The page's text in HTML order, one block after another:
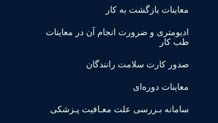
معاینات بازگشت به کار
ادیومتری و ضرورت انجام آن در معاینات
طب کار
صدور کارت سلامت رانندگان
معاینات دوره‌ای
سامانه بـررسی علت معـافیت پـزشکی